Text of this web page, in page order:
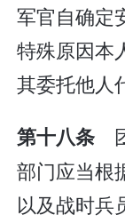
军官自确定
特殊原因本
其委托他人
第十八条
部门应当根
以及战时兵